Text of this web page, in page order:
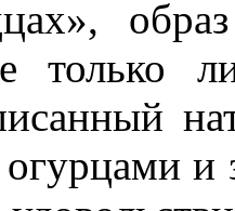
только